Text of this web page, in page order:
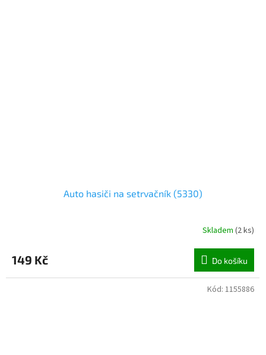
Auto hasiči na setrvačník (5330)
Skladem (2 ks)
149 Kč Do košíku
Kód: 1155886